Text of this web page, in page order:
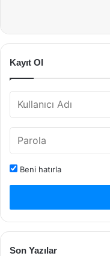
Kayıt Ol
Beni hatırla
Son Yazılar